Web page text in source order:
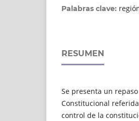
Palabras clave:
RESUMEN
Se presenta un
Constitucional
control de la